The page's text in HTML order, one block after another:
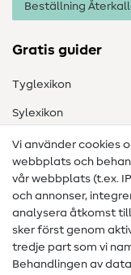
Beställning
Gratis guider
Tyglexikon
Sylexikon
Sömnadsinstruktioner
Hjälp & kontakt
Kontakt
Information om byte
FAQ
Vi använder cookies
webbplats och
vår webbplats (t.ex.
och annonser,
analysera åtkomst
sker först genom
tredje part som vi
Behandlingen av